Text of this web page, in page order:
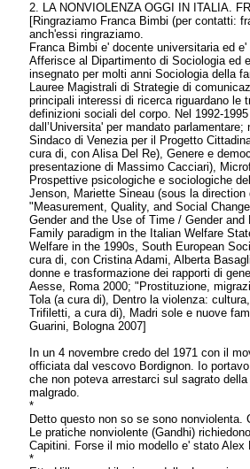
2. LA NONVIOLENZA OGGI IN ITALIA.
[Ringraziamo Franca Bimbi (per contatti:
anch'essi ringraziamo.
Franca Bimbi e' docente universitaria ed
Afferisce al Dipartimento di Sociologia ed
insegnato per molti anni Sociologia della
Lauree Magistrali di Strategie di
principali interessi di ricerca riguardano le
definizioni sociali del corpo. Nel 1992-
dall’Universita' per mandato
Sindaco di Venezia per il Progetto
cura di, con Alisa Del Re), Genere e
presentazione di Massimo Cacciari),
Prospettive psicologiche e sociologiche
Jenson, Mariette Sineau (sous la
"Measurement, Quality, and Social
Gender and the Use of Time / Gender
Family paradigm in the Italian Welfare
Welfare in the 1990s, South European
cura di, con Cristina Adami, Alberta
donne e trasformazione dei rapporti di
Aesse, Roma 2000; "Prostituzione,
Tola (a cura di), Dentro la violenza:
Trifiletti, a cura di), Madri sole e nuove
Guarini, Bologna 2007]
In un 4 novembre credo del 1971 con il
officiata dal vescovo Bordignon. Io
che non poteva arrestarci sul sagrato
malgrado.
*
Detto questo non so se sono
Le pratiche nonviolente (Gandhi)
Capitini. Forse il mio modello e' stato
*